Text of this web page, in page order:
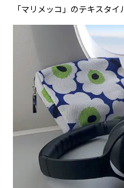
「マリメッコ」のテキスタイ